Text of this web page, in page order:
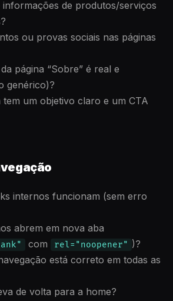
informações de produtos/serviços
ou provas sociais nas páginas
página “Sobre” é real e
genérico)?
tem um objetivo claro e um CTA
internos funcionam (sem erro
abrem em nova aba
com rel="noopener" )?
está correto em todas as
de volta para a home?